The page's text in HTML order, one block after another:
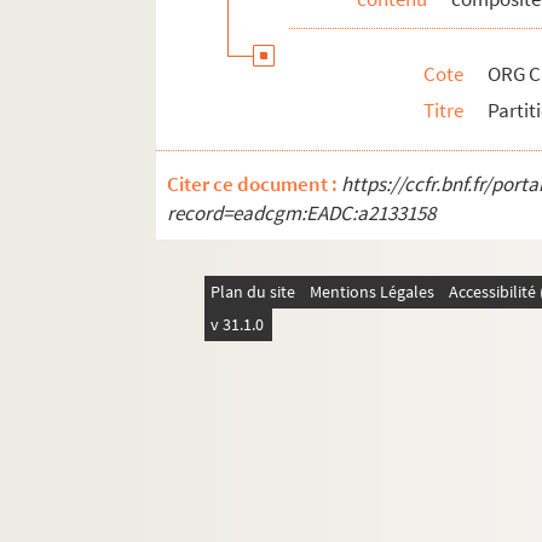
ORG C.14/1. Partitions de
ORG C.14/1. Partitions de Nivelet,
ORG C.15/1. Partitions de Oréfiche,
ORG C.15/1. Partitions de Orlando,
ORG C.15/1. Partitions de Otter,
ORG C.15/1.
Cote
ORG
Titre
Citer ce document : https://ccfr.bnf.fr/
record=eadcgm:EADC:a2133158
Plan du site Mentions Légales
v 31.1.0